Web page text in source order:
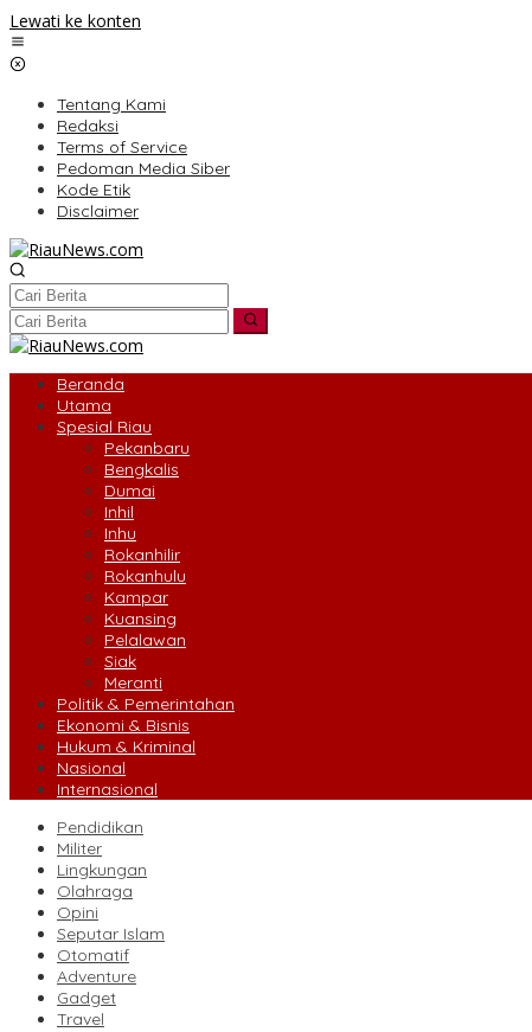
Lewati ke konten
Tentang Kami
Redaksi
Terms of Service
Pedoman Media Siber
Kode Etik
Disclaimer
Beranda
Utama
Spesial Riau
Pekanbaru
Bengkalis
Dumai
Inhil
Inhu
Rokanhilir
Rokanhulu
Kampar
Kuansing
Pelalawan
Siak
Meranti
Politik & Pemerintahan
Ekonomi & Bisnis
Hukum & Kriminal
Nasional
Internasional
Pendidikan
Militer
Lingkungan
Olahraga
Opini
Seputar Islam
Otomatif
Adventure
Gadget
Travel